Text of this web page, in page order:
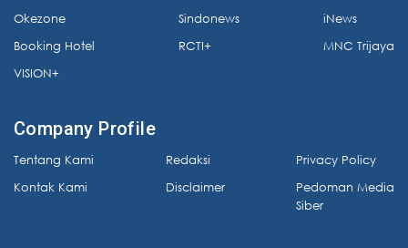
Okezone
Booking Hotel
VISION+
Sindonews
RCTI+
iNews
MNC Trijaya
Company Profile
Tentang Kami
Kontak Kami
Redaksi
Disclaimer
Privacy Policy
Pedoman Media
Siber